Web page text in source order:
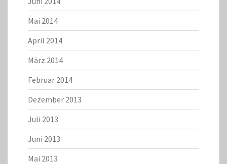
Mai 2014
April 2014
März 2014
Februar 2014
Dezember 2013
Juli 2013
Juni 2013
Mai 2013